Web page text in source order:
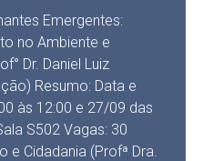
Emergentes:
no Ambiente e
Dr. Daniel Luiz
Resumo: Data e
às 12:00 e 27/09 das
S502 Vagas: 30
e Cidadania (Profª Dra.